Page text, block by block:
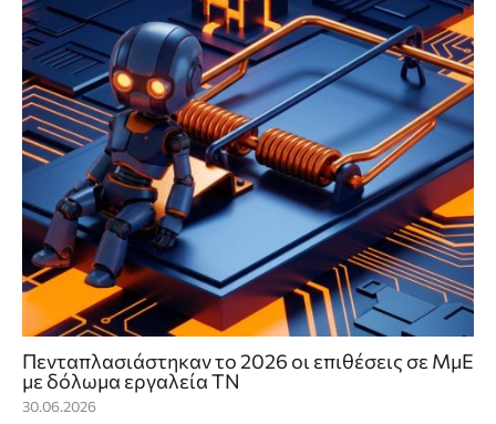
Πενταπλασιάστηκαν το 2026 οι επιθέσεις σε ΜμΕ
με δόλωμα εργαλεία ΤΝ
30.06.2026